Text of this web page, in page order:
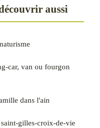
aussi
car, van ou fourgon
dans l'ain
gilles-croix-de-vie